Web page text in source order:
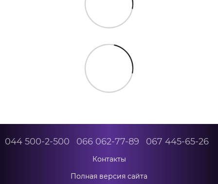
044 500-2-500 066 062-77-89 067 445-65-26
Контакты
Полная версия сайта